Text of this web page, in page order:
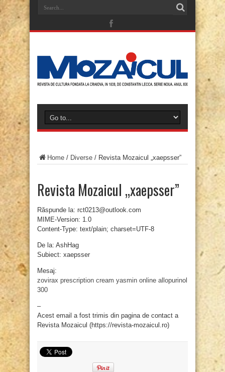
Home / Diverse / Revista Mozaicul „xaepsser”
Revista Mozaicul „xaepsser”
Răspunde la: rct0213@outlook.com
MIME-Version: 1.0
Content-Type: text/plain; charset=UTF-8
De la: AshHag
Subiect: xaepsser
Mesaj:
zovirax prescription cream yasmin online allopurinol
300
–
Acest email a fost trimis din pagina de contact a
Revista Mozaicul (https://revista-mozaicul.ro)